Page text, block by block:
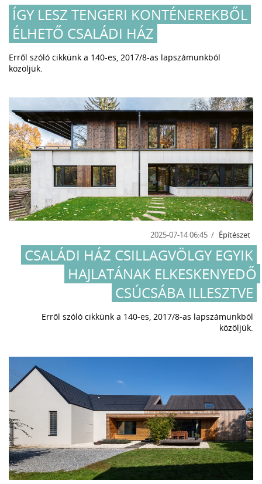
ÍGY LESZ TENGERI KONTÉNEREKBŐL
ÉLHETŐ CSALÁDI HÁZ
Erről szóló cikkünk a 140-es, 2017/8-as lapszámunkból
közöljük.
2025-07-14 06:45 Építészet
CSALÁDI HÁZ CSILLAGVÖLGY EGYIK
HAJLATÁNAK ELKESKENYEDŐ
CSÚCSÁBA ILLESZTVE
Erről szóló cikkünk a 140-es, 2017/8-as lapszámunkból
közöljük.